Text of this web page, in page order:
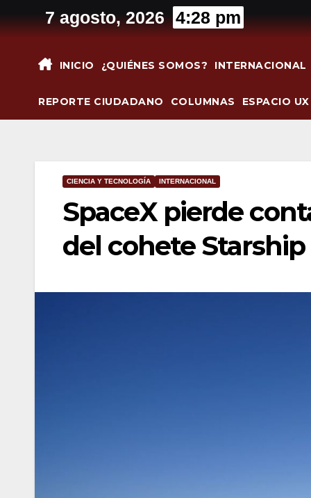
al
7 agosto, 2026 4:28 pm
INICIO ¿QUIÉNES SOMOS? INTERNACIONAL
REPORTE CIUDADANO COLUMNAS ESPACIO UX
CIENCIA Y TECNOLOGÍA INTERNACIONAL
SpaceX pierde
del cohete